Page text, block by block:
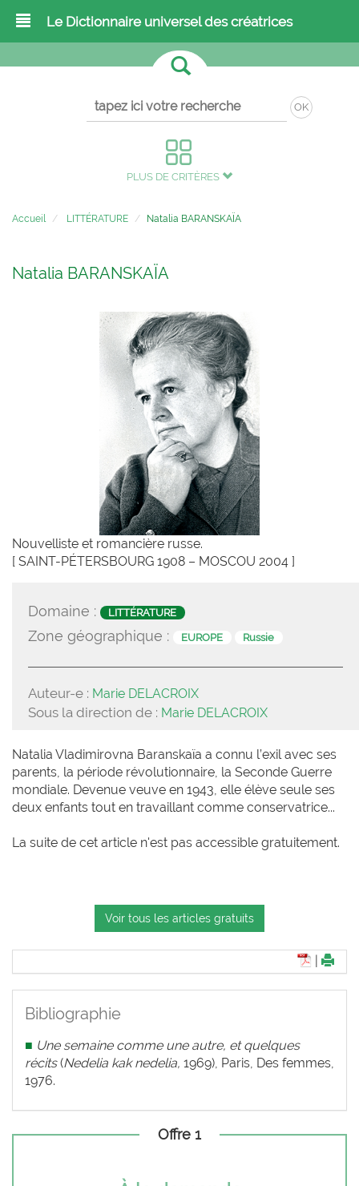
Le Dictionnaire universel des créatrices
OK
PLUS DE CRITÈRES
Accueil LITTÉRATURE Natalia BARANSKAÏA
Natalia BARANSKAÏA
Nouvelliste et romancière russe.
[ SAINT-PÉTERSBOURG 1908 – MOSCOU 2004 ]
Domaine : LITTÉRATURE
Zone géographique : EUROPE Russie
Auteur-e : Marie DELACROIX
Sous la direction de : Marie DELACROIX
Natalia Vladimirovna Baranskaïa a connu l’exil avec ses
parents, la période révolutionnaire, la Seconde Guerre
mondiale. Devenue veuve en 1943, elle élève seule ses
deux enfants tout en travaillant comme conservatrice...
La suite de cet article n'est pas accessible gratuitement.
Voir tous les articles gratuits
Bibliographie
■ Une semaine comme une autre, et quelques
récits(Nedelia kak nedelia, 1969), Paris, Des femmes,
1976.
Offre 1